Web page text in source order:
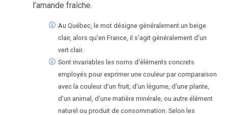
l’amande fraîche.
Au Québec, le mot désigne généralement un beige
clair, alors qu'en France, il s'agit généralement d'un
vert clair.
Sont invariables les noms d'éléments concrets
employés pour exprimer une couleur par comparaison
avec la couleur d'un fruit, d'un légume, d'une plante,
d'un animal, d'une matière minérale, ou autre élément
naturel ou produit de consommation. Selon les